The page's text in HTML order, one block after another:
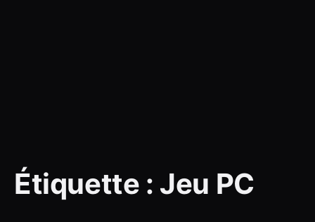
Étiquette : Jeu PC